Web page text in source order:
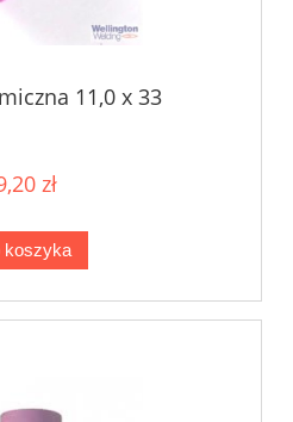
11,0 x 33
zł
koszyka